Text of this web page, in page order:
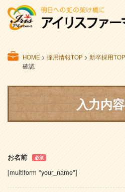
HOME > 採用情報TOP > 新卒採用TOP
確認
入力内
お名前 必須
[multiform "your_name"]